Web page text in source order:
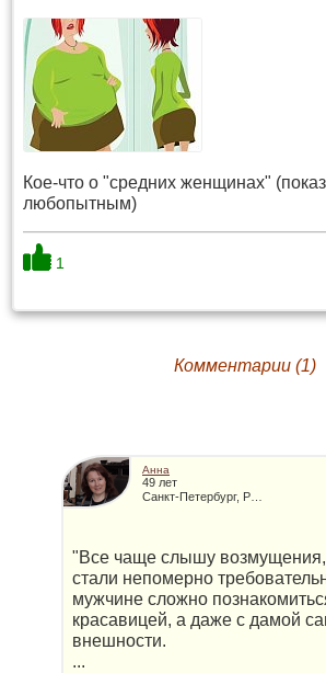
Кое-что о "средних женщинах"
любопытным)
1
Комментарии (1)
Анна
49 лет
"Все чаще слышу
стали непомерно
мужчине сложно
красавицей, а даже с дамой
внешности.
...